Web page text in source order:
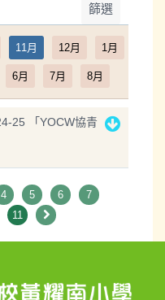
篩選
11月 12月 1月
6月 7月 8月
25 「YOCW協青
4 5 6
7
11